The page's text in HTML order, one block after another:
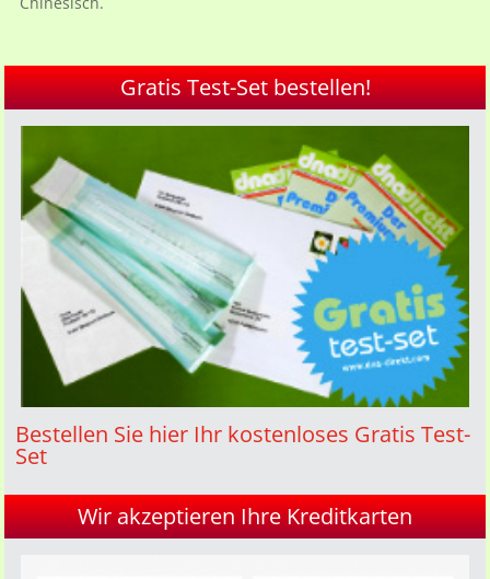
Gratis Test-Set bestellen!
Bestellen Sie hier Ihr kostenloses Gratis Test-
Set
Wir akzeptieren Ihre Kreditkarten